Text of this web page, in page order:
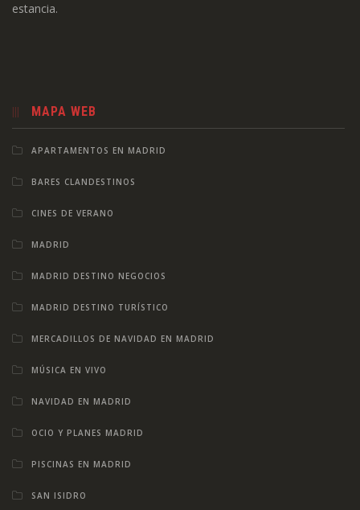
estancia.
MAPA WEB
APARTAMENTOS EN MADRID
BARES CLANDESTINOS
CINES DE VERANO
MADRID
MADRID DESTINO NEGOCIOS
MADRID DESTINO TURÍSTICO
MERCADILLOS DE NAVIDAD EN MADRID
MÚSICA EN VIVO
NAVIDAD EN MADRID
OCIO Y PLANES MADRID
PISCINAS EN MADRID
SAN ISIDRO